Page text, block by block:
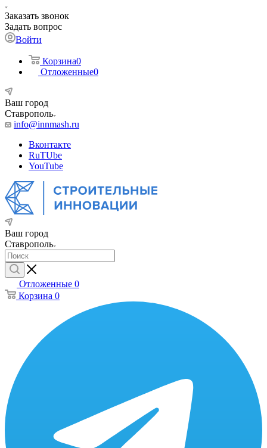
Заказать звонок
Задать вопрос
Войти
Корзина0
Отложенные0
Ваш город
Ставрополь
info@innmash.ru
Вконтакте
RuTUbe
YouTube
Ваш город
Ставрополь
Отложенные 0
Корзина 0